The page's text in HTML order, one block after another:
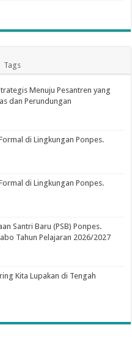
Tags
Menuju Pesantren yang
dan Perundungan
di Lingkungan Ponpes.
di Lingkungan Ponpes.
Santri Baru (PSB) Ponpes.
Tahun Pelajaran 2026/2027
Kita Lupakan di Tengah